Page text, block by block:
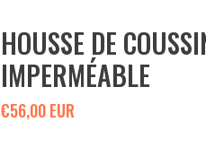
HOUSSE DE
IMPERMÉABLE
€56,00 EUR